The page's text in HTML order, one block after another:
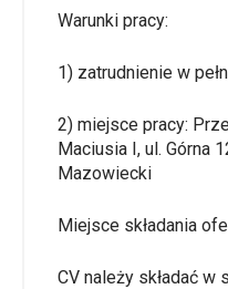
Warunki pracy:
1) zatrudnienie w
2) miejsce pracy:
Maciusia I, ul. Górna
Mazowiecki
Miejsce składania
CV należy składać